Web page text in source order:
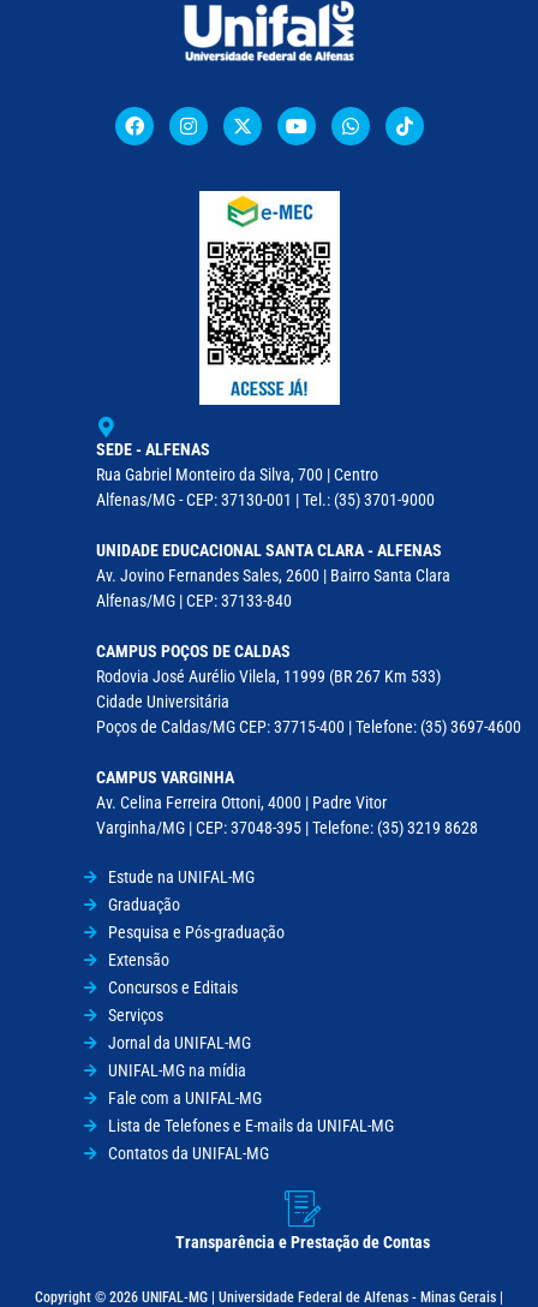
SEDE - ALFENAS
Rua Gabriel Monteiro da Silva, 700 | Centro
Alfenas/MG - CEP: 37130-001 | Tel.: (35) 3701-9000
UNIDADE EDUCACIONAL SANTA CLARA - ALFENAS
Av. Jovino Fernandes Sales, 2600 | Bairro Santa Clara
Alfenas/MG | CEP: 37133-840
CAMPUS POÇOS DE CALDAS
Rodovia José Aurélio Vilela, 11999 (BR 267 Km 533)
Cidade Universitária
Poços de Caldas/MG CEP: 37715-400 | Telefone: (35) 3697-4600
CAMPUS VARGINHA
Av. Celina Ferreira Ottoni, 4000 | Padre Vitor
Varginha/MG | CEP: 37048-395 | Telefone: (35) 3219 8628
Estude na UNIFAL-MG
Graduação
Pesquisa e Pós-graduação
Extensão
Concursos e Editais
Serviços
Jornal da UNIFAL-MG
UNIFAL-MG na mídia
Fale com a UNIFAL-MG
Lista de Telefones e E-mails da UNIFAL-MG
Contatos da UNIFAL-MG
Transparência e Prestação de Contas
Copyright © 2026 UNIFAL-MG | Universidade Federal de Alfenas - Minas Gerais |